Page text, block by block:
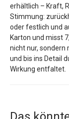
erhältlich – Kraft,
Stimmung:
oder festlich und
Karton und misst
nicht nur, sondern
und bis ins Detail
Wirkung entfaltet.